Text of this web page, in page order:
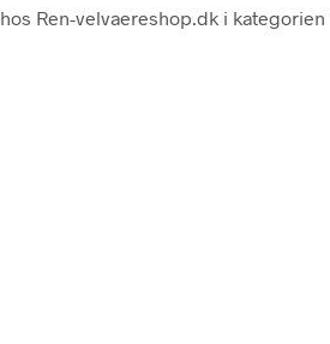
hos Ren-velvaereshop.dk i kategorien